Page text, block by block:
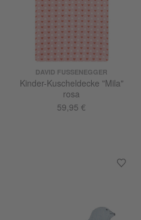
DAVID FUSSENEGGER
Kinder-Kuscheldecke "Mila"
rosa
59,95 €